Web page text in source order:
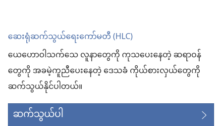
တယ်)
ဆေးရုံဆက်သွယ်ရေးကော်မတီ (HLC)
ယေဟောဝါသက်သေ လူနာတွေကို ကုသပေးနေတဲ့ ဆရာဝန်
တွေကို အခမဲ့ကူညီပေးနေတဲ့ ဒေသခံ ကိုယ်စားလှယ်တွေကို
ဆက်သွယ်နိုင်ပါတယ်။
ဆက်သွယ်ပါ